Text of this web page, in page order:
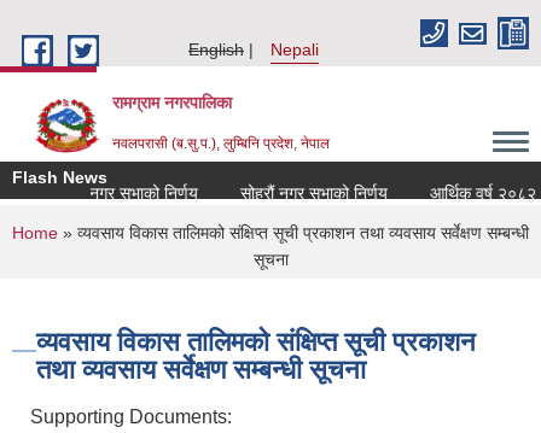
English
Nepali
रामग्राम नगरपालिका
नवलपरासी (ब.सु.प.), लुम्बिनि प्रदेश, नेपाल
Flash News
सत्रौं नगर सभाको निर्णय
सोह्रौं नगर सभाको निर्णय आर्थिक वर्ष
You are here
Home » व्यवसाय विकास तालिमको संक्षिप्त सूची प्रकाशन तथा व्यवसाय सर्वेक्षण सम्बन्धी
सूचना
व्यवसाय विकास तालिमको संक्षिप्त सूची प्रकाशन
तथा व्यवसाय सर्वेक्षण सम्बन्धी सूचना
Supporting Documents: